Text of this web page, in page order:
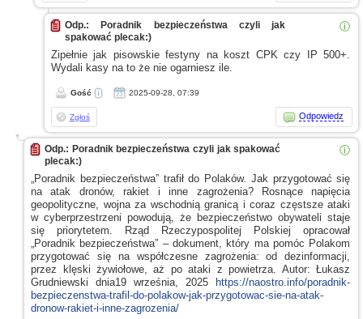
ⓘ
Odp.: Poradnik bezpieczeństwa czyli jak
spakować plecak:)
Zipełnie jak pisowskie festyny na koszt CPK czy IP 500+.
Wydali kasy na to że nie ogarniesz ile.
Gość 2025-09-28, 07:39
Zgłoś Odpowiedz
ⓘ
Odp.: Poradnik bezpieczeństwa czyli jak spakować
plecak:)
„Poradnik bezpieczeństwa” trafił do Polaków. Jak przygotować się
na atak dronów, rakiet i inne zagrożenia? Rosnące napięcia
geopolityczne, wojna za wschodnią granicą i coraz częstsze ataki
w cyberprzestrzeni powodują, że bezpieczeństwo obywateli staje
się priorytetem. Rząd Rzeczypospolitej Polskiej opracował
„Poradnik bezpieczeństwa” – dokument, który ma pomóc Polakom
przygotować się na współczesne zagrożenia: od dezinformacji,
przez klęski żywiołowe, aż po ataki z powietrza.
Autor: Łukasz
Grudniewski dnia19 września, 2025 https://naostro.info/poradnik-
bezpieczenstwa-trafil-do-polakow-jak-przygotowac-sie-na-atak-
dronow-rakiet-i-inne-zagrozenia/